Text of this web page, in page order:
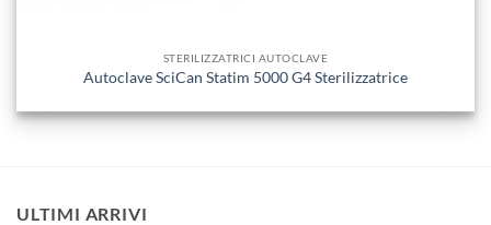
STERILIZZATRICI AUTOCLAVE
Autoclave SciCan Statim 5000 G4 Sterilizzatrice
ULTIMI ARRIVI